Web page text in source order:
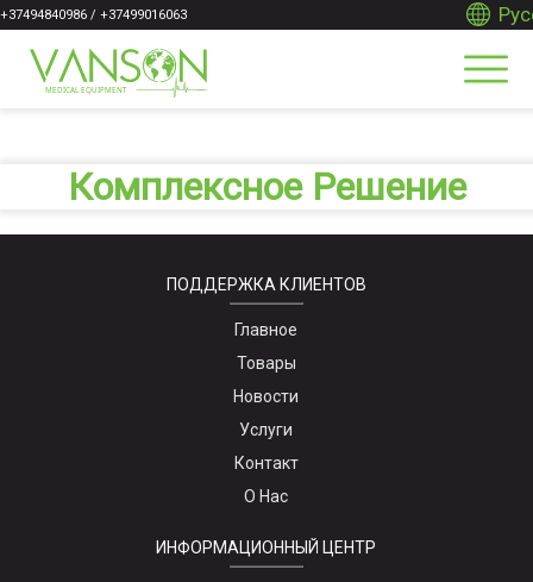
+37494840986 / +37499016063
Комплексное Решение
ПОДДЕРЖКА КЛИЕНТОВ
Главное
Товары
Новости
Услуги
Контакт
О Нас
ИНФОРМАЦИОННЫЙ ЦЕНТР